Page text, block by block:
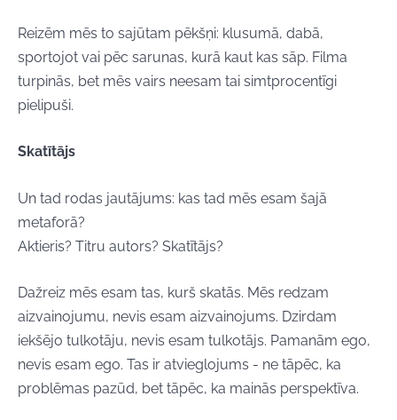
Reizēm mēs to sajūtam pēkšņi: klusumā, dabā,
sportojot vai pēc sarunas, kurā kaut kas sāp. Filma
turpinās, bet mēs vairs neesam tai simtprocentīgi
pielipuši.
Skatītājs
Un tad rodas jautājums: kas tad mēs esam šajā
metaforā?
Aktieris? Titru autors? Skatītājs?
Dažreiz mēs esam tas, kurš skatās. Mēs redzam
aizvainojumu, nevis esam aizvainojums. Dzirdam
iekšējo tulkotāju, nevis esam tulkotājs. Pamanām ego,
nevis esam ego. Tas ir atvieglojums - ne tāpēc, ka
problēmas pazūd, bet tāpēc, ka mainās perspektīva.